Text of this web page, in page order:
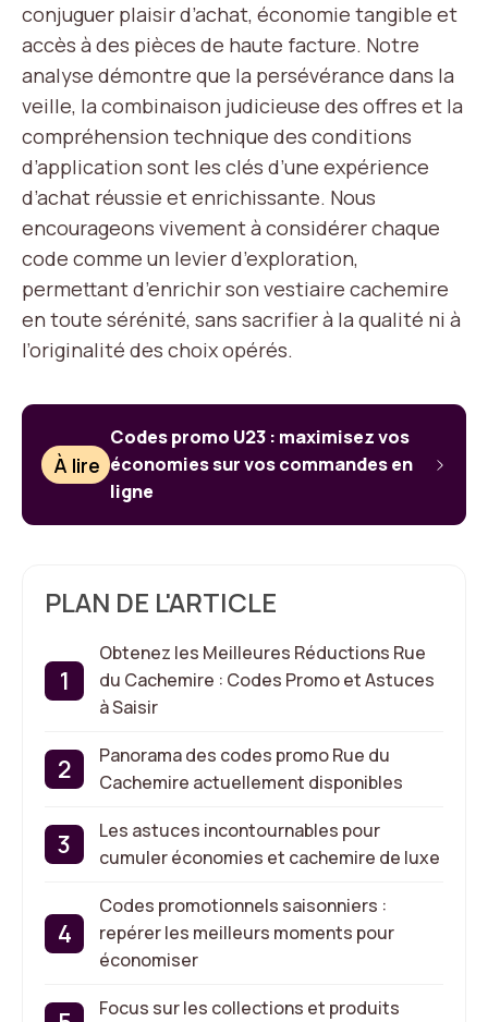
conjuguer plaisir d’achat, économie tangible et
accès à des pièces de haute facture. Notre
analyse démontre que la persévérance dans la
veille, la combinaison judicieuse des offres et la
compréhension technique des conditions
d’application sont les clés d’une expérience
d’achat réussie et enrichissante. Nous
encourageons vivement à considérer chaque
code comme un levier d’exploration,
permettant d’enrichir son vestiaire cachemire
en toute sérénité, sans sacrifier à la qualité ni à
l’originalité des choix opérés.
À lire
Codes promo U23 : maximisez vos
économies sur vos commandes en
ligne
PLAN DE L'ARTICLE
Obtenez les Meilleures Réductions Rue
du Cachemire : Codes Promo et Astuces
à Saisir
Panorama des codes promo Rue du
Cachemire actuellement disponibles
Les astuces incontournables pour
cumuler économies et cachemire de luxe
Codes promotionnels saisonniers :
repérer les meilleurs moments pour
économiser
Focus sur les collections et produits